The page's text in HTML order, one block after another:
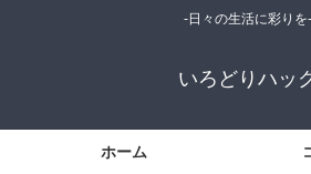
-日々の生活に彩りを-
いろどりハッ
ホーム